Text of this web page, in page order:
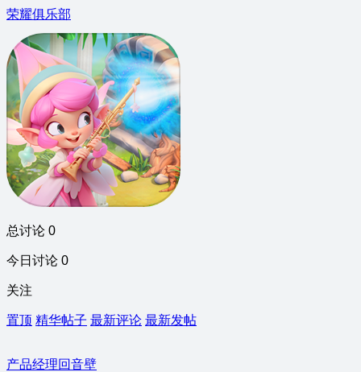
荣耀俱乐部
总讨论 0
今日讨论 0
关注
置顶 精华帖子 最新评论 最新发帖
产品经理回音壁